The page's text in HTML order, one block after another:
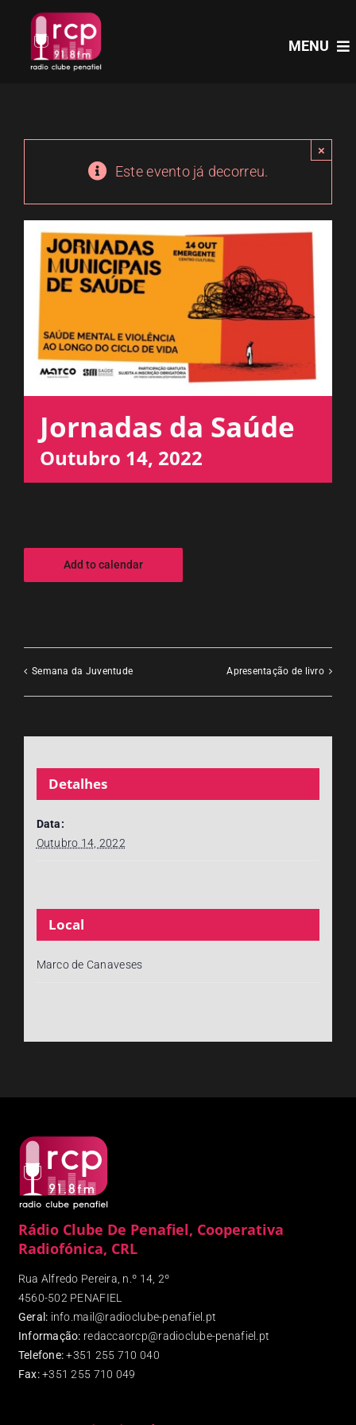
content
MENU
PROGRAMAS
PODCASTS
EVENTOS
ESPAÇO OUVINTE
Este evento já decorreu.
×
Jornadas da Saúde
Outubro 14, 2022
Add to calendar
Semana da Juventude Apresentação de livro
Detalhes
Data:
Outubro 14, 2022
Local
Marco de Canaveses
Rádio Clube De Penafiel, Cooperativa
Radiofónica, CRL
Rua Alfredo Pereira, n.º 14, 2º
4560-502 PENAFIEL
Geral: info.mail@radioclube-penafiel.pt
Informação: redaccaorcp@radioclube-penafiel.pt
Telefone: +351 255 710 040
Fax:+351 255 710 049